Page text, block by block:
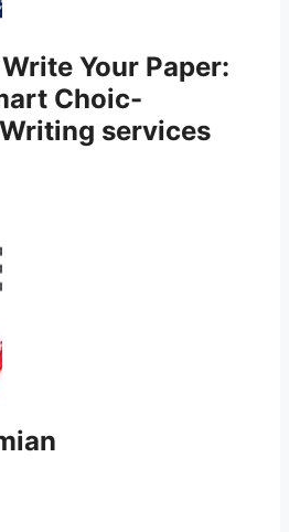
Your Paper:
Choic-
services